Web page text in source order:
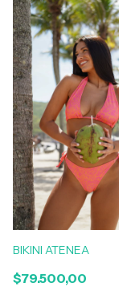
BIKINI ATENEA
$79.500,00